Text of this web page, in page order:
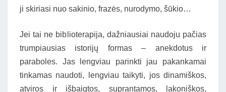
ji skiriasi nuo sakinio, frazės, nurodymo, šūkio…
Jei tai ne biblioterapija, dažniausiai naudoju pačias
trumpiausias istorijų formas – anekdotus ir
paraboles. Jas lengviau parinkti jau pakankamai
tinkamas naudoti, lengviau taikyti, jos dinamiškos,
atviros ir išbaigtos, suprantamos, lakoniškos,